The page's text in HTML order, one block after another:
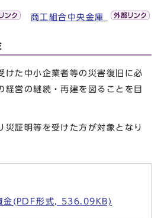
商工組合中央金庫
た中小企業者等の災害復旧に必
経営の継続・再建を図ることを目
証明等を受けた方が対象となり
金(PDF形式, 536.09KB)